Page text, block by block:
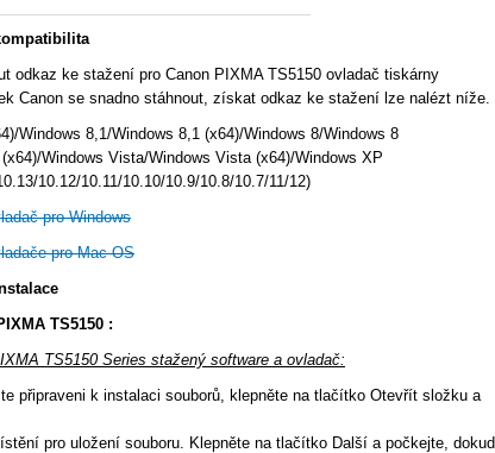
odkaz ke stažení pro Canon PIXMA TS5150 ovladač tiskárny
Canon se snadno stáhnout, získat odkaz ke stažení lze nalézt níže.
Windows 8,1/Windows 8,1 (x64)/Windows 8/Windows 8
Windows Vista/Windows Vista (x64)/Windows XP
10.12/10.11/10.10/10.9/10.8/10.7/11/12)
pro Windows
pro Mac OS
TS5150 :
TS5150 Series stažený software a ovladač:
připraveni k instalaci souborů, klepněte na tlačítko Otevřít složku a
pro uložení souboru. Klepněte na tlačítko Další a počkejte, dokud